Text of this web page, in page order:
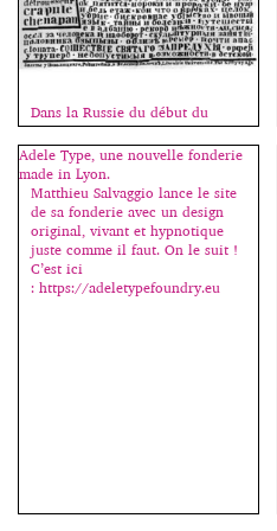
Dans la Russie du début du
siècle, peintres et poètes
travaillent également en osmose.
Cette façon d’envisager l’art sous
un double regard permet de
découvrir les principes
structurels et l’essence même du
geste créateur que l’on soumet à
des expérimentations multiples
pour mieux comprendre ses
fondements. C’est Ilia
Adele Type, une nouvelle fonderie
made in Lyon.
Matthieu Salvaggio lance le site
de sa fonderie avec un design
original, vivant et hypnotique
juste comme il faut. On le suit !
C’est ici
: https://adeletypefoundry.eu